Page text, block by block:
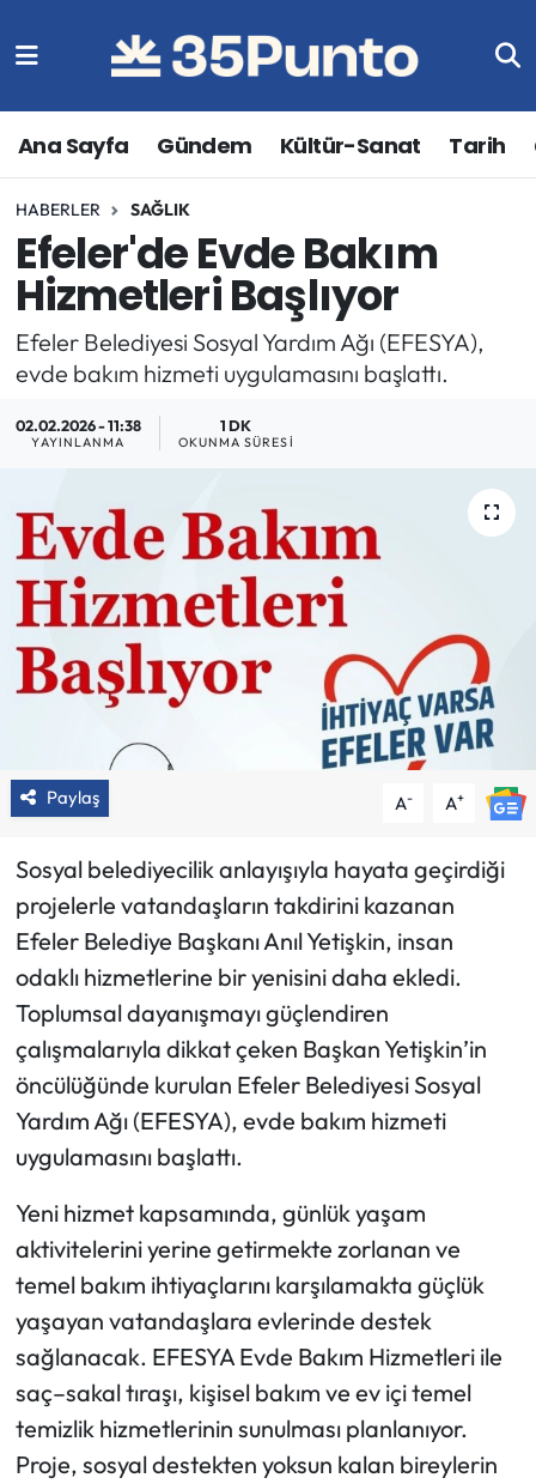
Ana Sayfa Gündem Kültür-Sanat Tarih
HABERLER SAĞLIK
Efeler'de Evde Bakım
Hizmetleri Başlıyor
Efeler Belediyesi Sosyal Yardım Ağı (EFESYA),
evde bakım hizmeti uygulamasını başlattı.
02.02.2026 - 11:38
YAYINLANMA
1 DK
OKUNMA SÜRESI
Paylaş A- A+
Sosyal belediyecilik anlayışıyla hayata geçirdiği
projelerle vatandaşların takdirini kazanan
Efeler Belediye Başkanı Anıl Yetişkin, insan
odaklı hizmetlerine bir yenisini daha ekledi.
Toplumsal dayanışmayı güçlendiren
çalışmalarıyla dikkat çeken Başkan Yetişkin’in
öncülüğünde kurulan Efeler Belediyesi Sosyal
Yardım Ağı (EFESYA), evde bakım hizmeti
uygulamasını başlattı.
Yeni hizmet kapsamında, günlük yaşam
aktivitelerini yerine getirmekte zorlanan ve
temel bakım ihtiyaçlarını karşılamakta güçlük
yaşayan vatandaşlara evlerinde destek
sağlanacak. EFESYA Evde Bakım Hizmetleri ile
saç–sakal tıraşı, kişisel bakım ve ev içi temel
temizlik hizmetlerinin sunulması planlanıyor.
Proje, sosyal destekten yoksun kalan bireylerin